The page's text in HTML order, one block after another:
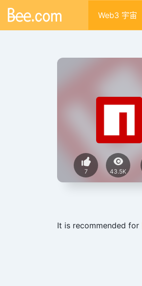
Web3 宇宙
7 43.5K
It is recommended for